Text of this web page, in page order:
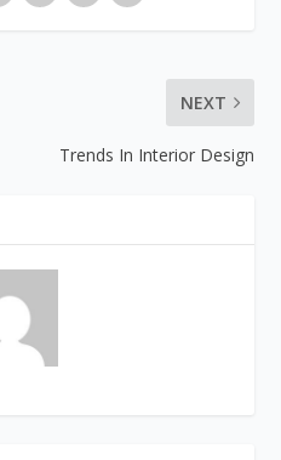
NEXT
Trends In Interior Design